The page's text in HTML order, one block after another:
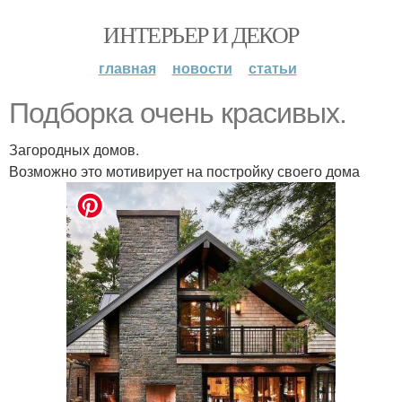
ИНТЕРЬЕР И ДЕКОР
главная новости статьи
Подборка очень красивых.
Загородных домов.
Возможно это мотивирует на постройку своего дома